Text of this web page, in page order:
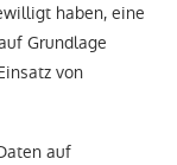
haben, eine
Grundlage
von
auf